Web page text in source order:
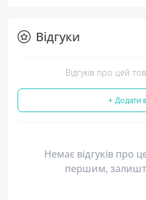
Відгуки
Відгуків про цей
+ Додати
Немає відгуків про
першим,